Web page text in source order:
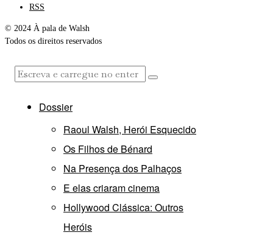
RSS
© 2024 À pala de Walsh
Todos os direitos reservados
Dossier
Raoul Walsh, Herói Esquecido
Os Filhos de Bénard
Na Presença dos Palhaços
E elas criaram cinema
Hollywood Clássica: Outros
Heróis